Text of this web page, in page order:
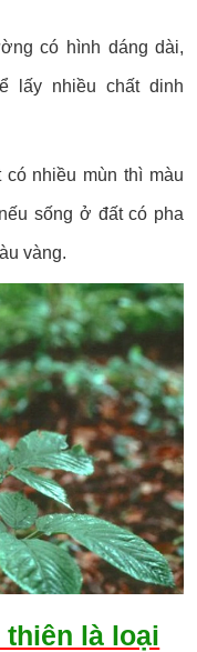
có hình dáng dài,
lấy nhiều chất dinh
nhiều mùn thì màu
sống ở đất có pha
vàng.
thiên là loại